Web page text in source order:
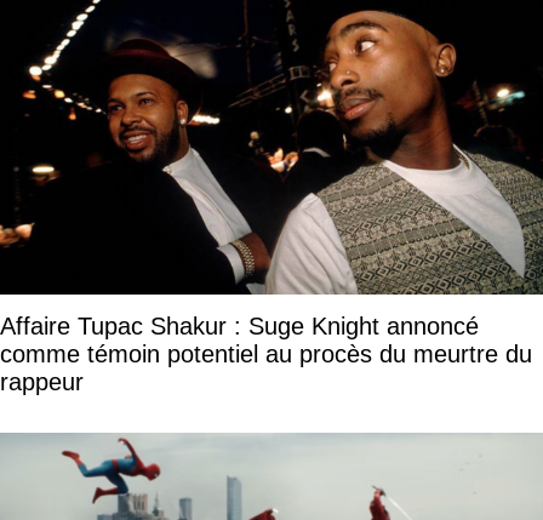
Affaire Tupac Shakur : Suge Knight annoncé
comme témoin potentiel au procès du meurtre du
rappeur